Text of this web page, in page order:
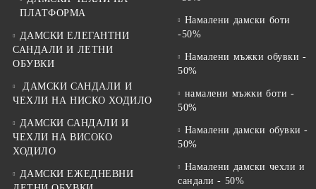
ПЛАТФОРМА
ДАМСКИ ЕЛЕГАНТНИ
САНДАЛИ И ЛЕТНИ
ОБУВКИ
ДАМСКИ САНДАЛИ И
ЧЕХЛИ НА НИСКО ХОДИЛО
ДАМСКИ САНДАЛИ И
ЧЕХЛИ НА ВИСОКО
ХОДИЛО
ДАМСКИ ЕЖЕДНЕВНИ
Намалени дамски боти
-50%
Намалени мъжки обувки -
50%
намалени мъжки боти -
50%
Намалени дамски обувки -
50%
Намалени дамски чехли и
сандали - 50%